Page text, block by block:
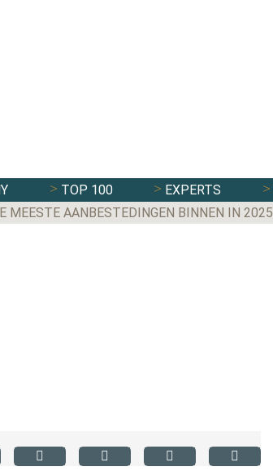
TOP 100 EXPERTS
MEESTE AANBESTEDINGEN BINNEN IN 2025